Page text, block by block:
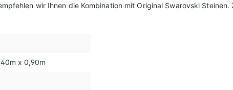
wir Ihnen die Kombination mit Original Swarovski
x 0,90m